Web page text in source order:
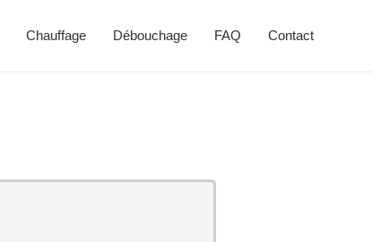
Chauffage Débouchage FAQ Contact